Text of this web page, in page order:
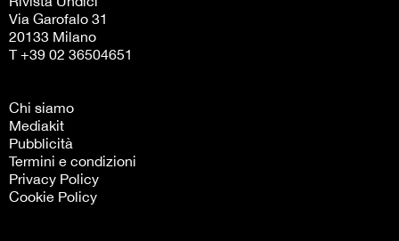
Via Garofalo 31
20133 Milano
T +39 02 36504651
Chi siamo
Mediakit
Pubblicità
Termini e condizioni
Privacy Policy
Cookie Policy